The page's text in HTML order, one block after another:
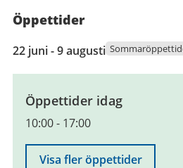
4
Öppettider
22
juni
2026
augusti
2026
22 juni - 9 augusti
Öppettider idag
10:00- 17:00
Visa fler öppettider